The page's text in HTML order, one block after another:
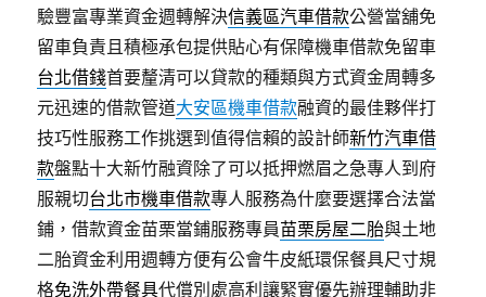
驗豐富專業資金週轉解決信義區汽車借款公營當舖免
留車負責且積極承包提供貼心有保障機車借款免留車
台北借錢首要釐清可以貸款的種類與方式資金周轉多
元迅速的借款管道大安區機車借款融資的最佳夥伴打
技巧性服務工作挑選到值得信賴的設計師新竹汽車借
款盤點十大新竹融資除了可以抵押燃眉之急專人到府
服親切台北市機車借款專人服務為什麼要選擇合法當
鋪，借款資金苗栗當鋪服務專員苗栗房屋二胎與土地
二胎資金利用週轉方便有公會牛皮紙環保餐具尺寸規
格免洗外帶餐具代償別處高利讓緊實優先辦理輔助非